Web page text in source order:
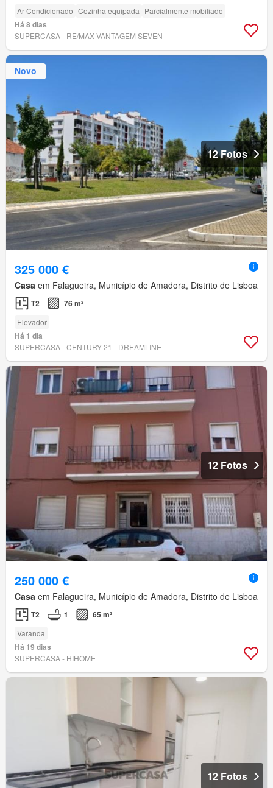
Ar Condicionado Cozinha equipada Parcialmente mobiliado
Há 8 dias
SUPERCASA - RE/MAX VANTAGEM SEVEN
Novo
12 Fotos
325 000 €
Casa em Falagueira, Município de Amadora, Distrito de Lisboa
T2 76 m²
Elevador
Há 1 dia
SUPERCASA - CENTURY 21 - DREAMLINE
12 Fotos
250 000 €
Casa em Falagueira, Município de Amadora, Distrito de Lisboa
T2 1 65 m²
Varanda
Há 19 dias
SUPERCASA - HIHOME
12 Fotos